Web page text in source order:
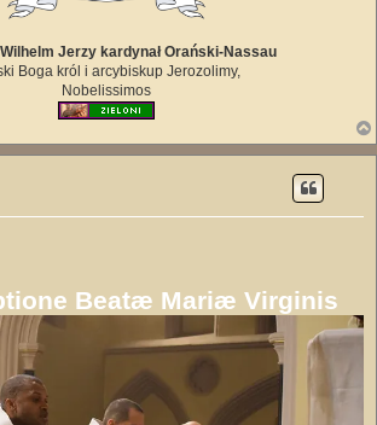
Jerzy kardynał Orański-Nassau
Boga król i arcybiskup Jerozolimy,
Nobelissimos
Beatæ Mariæ Virginis